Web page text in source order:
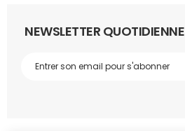
NEWSLETTER QUOTIDIENNE